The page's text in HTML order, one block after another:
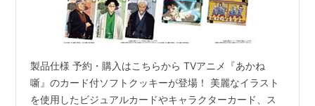
製品仕様 予約・購入はこちらから TVアニメ『あかね
噺』のカード付ソフトクッキーが登場！ 美麗なイラスト
を使用したビジュアルカードやキャラクターカード、ス